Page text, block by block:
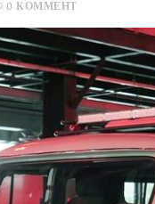
0 КОММЕНТ